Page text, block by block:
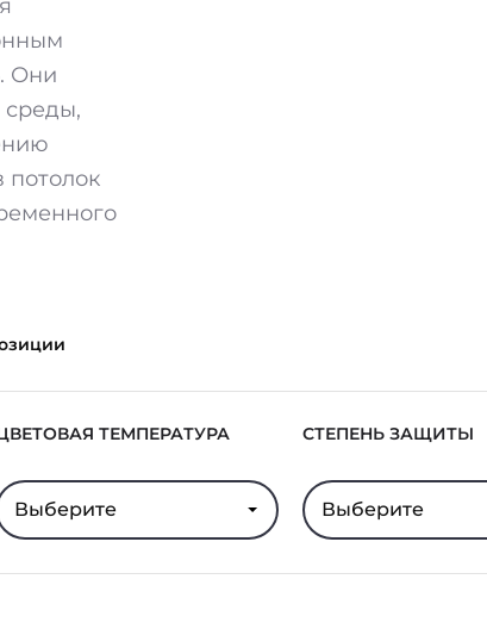
Они
среды,
потолок
ТЕМПЕРАТУРА
Выберите
СТЕПЕНЬ ЗАЩИТЫ
Выберите